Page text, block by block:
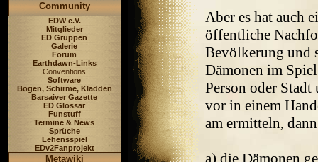
Community
EDW e.V.
Mitglieder
ED Gruppen
Galerie
Forum
Earthdawn-Links
Conventions
Software
Bögen, Schirme, Kladden
Barsaiver Gazette
ED Glossar
Funstuff
Termine & News
Sprüche
Lehensspiel
EDv2Fanprojekt
Metawiki
Aber es hat auch
öffentliche
Bevölkerung und
Dämonen im
Person oder
vor in einem
am ermitteln,
a) die Dämonen